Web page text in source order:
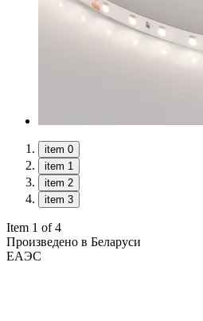
item 0
item 1
item 2
item 3
Item 1 of 4
Произведено в Беларуси
ЕАЭС